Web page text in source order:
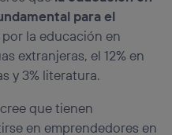
para el
la educación en
extranjeras, el 12% en
y 3% literatura.
que tienen
en emprendedores en